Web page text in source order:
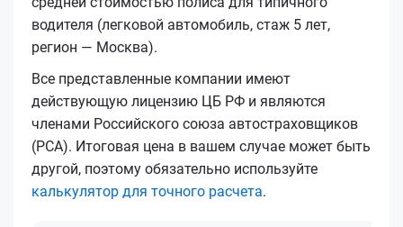
водителя (легковой автомобиль, стаж 5 лет,
регион — Москва).
Все представленные компании имеют
действующую лицензию ЦБ РФ и являются
членами Российского союза автостраховщиков
(РСА). Итоговая цена в вашем случае может быть
другой, поэтому обязательно используйте
калькулятор для точного расчета.